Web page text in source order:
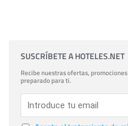
SUSCRÍBETE A HOTELES.NET
Recibe nuestras ofertas,
preparado para ti.